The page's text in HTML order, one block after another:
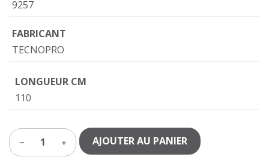
9257
FABRICANT
TECNOPRO
LONGUEUR CM
110
1 AJOUTER AU PANIER